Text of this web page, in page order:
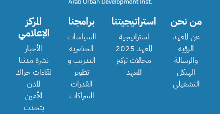
من نحن
عن المعهد
الرؤية
والرسالة
الهيكل
التشغيلي
استراتيجيتنا
استراتيجية
المعهد 2025
مجالات تركيز
المعهد
برامجنا
السياسات
الحضرية
التدريب و
تطوير
القدرات
الشراكات
المركز
الإعلامي
الأخبار
نشرة مدننا
لقاءات حراك
المدن
الأمين
يتحدث